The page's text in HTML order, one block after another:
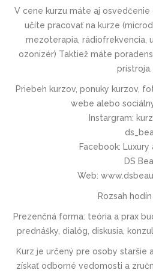
V cene kurzu máte aj
učíte pracovať na kurze
mezoterapia, rádiofrekvencia,
ozonizér) Taktiež máte
prístroja.
Priebeh kurzov, ponuky kurzov,
webe alebo
Instargram:
Facebook: Luxury
DS
Web:
Rozsah hodín
Prezenčná forma: teória a prax
prednášky, dialóg, diskusia,
Kurz je určený pre osoby staršie
získať odborné vedomosti a